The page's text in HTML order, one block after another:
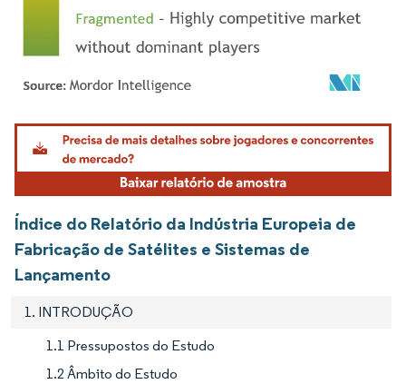
Imagem © Mordor Intelligence. O reuso requer atribuição conforme CC BY 4.0.
Índice do Relatório da Indústria Europeia de
Fabricação de Satélites e Sistemas de
Lançamento
1. INTRODUÇÃO
1.1 Pressupostos do Estudo
1.2 Âmbito do Estudo